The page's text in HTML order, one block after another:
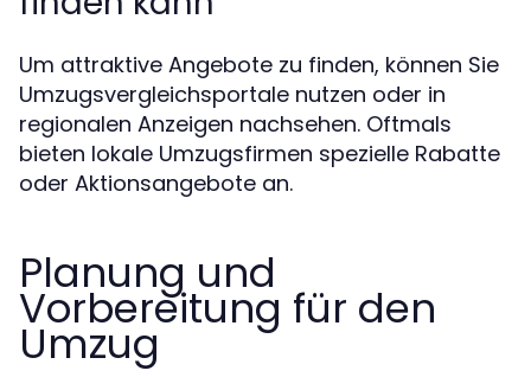
Um attraktive Angebote zu finden, können Sie
Umzugsvergleichsportale nutzen oder in
regionalen Anzeigen nachsehen. Oftmals
bieten lokale Umzugsfirmen spezielle Rabatte
oder Aktionsangebote an.
Planung und
Vorbereitung für den
Umzug